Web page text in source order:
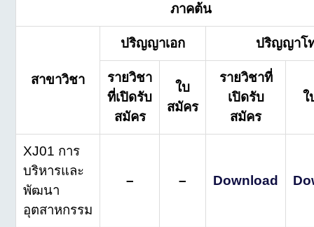
ภาคต้น
สาขาวิชา
ปริญญาเอก ปริญญาโ
รายวิชา
ที่เปิดรับ
สมัคร
ใบ
สมัคร
รายวิชาที่
เปิดรับ
สมัคร
ใ
XJ01 การ
บริหารและ
พัฒนา
อุตสาหกรรม
– – Download